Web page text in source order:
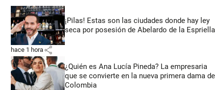
¡Pilas! Estas son las ciudades donde hay ley
seca por posesión de Abelardo de la Espriella
hace 1 hora share
¿Quién es Ana Lucía Pineda? La empresaria
que se convierte en la nueva primera dama de
Colombia